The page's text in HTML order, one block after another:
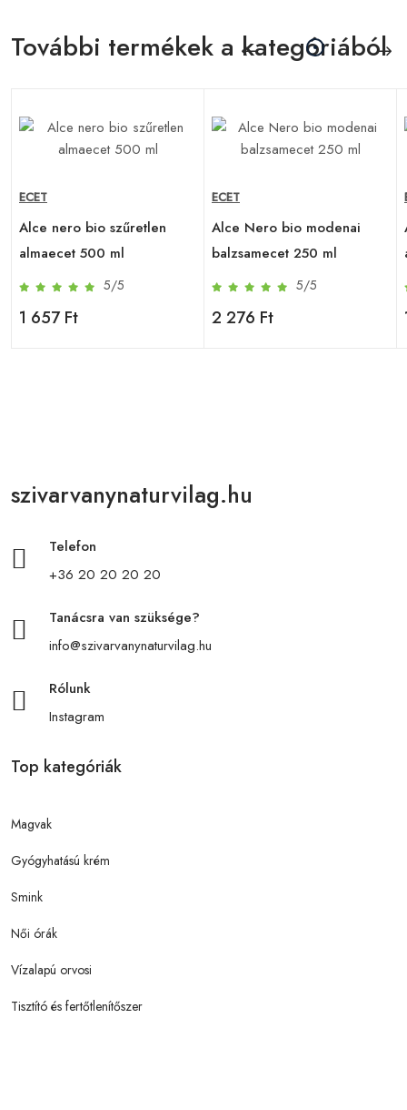
További termékek a kategóriából
ECET
Alce nero bio szűretlen
almaecet 500 ml
5/5
1 657 Ft
ECET
Alce Nero bio modenai
balzsamecet 250 ml
5/5
2 276 Ft
szivarvanynaturvilag.hu
Telefon
+36 20 20 20 20
Tanácsra van szüksége?
info@szivarvanynaturvilag.hu
Rólunk
Instagram
Top kategóriák
Magvak
Gyógyhatású krém
Smink
Női órák
Vízalapú orvosi
Tisztító és fertőtlenítőszer